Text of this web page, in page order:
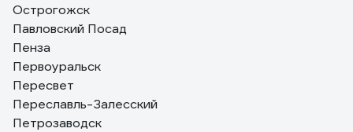
Острогожск
Павловский Посад
Пенза
Первоуральск
Пересвет
Переславль-Залесский
Петрозаводск